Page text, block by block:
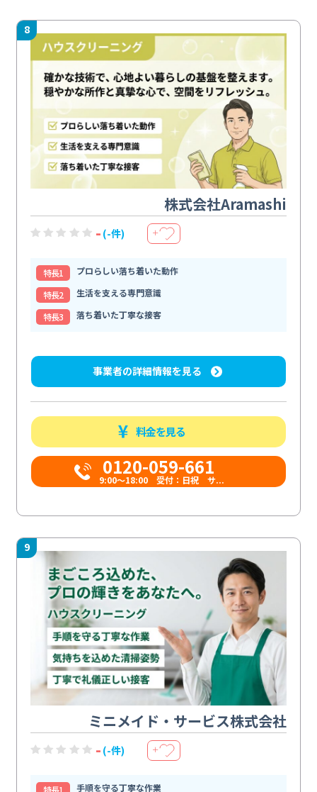
8
株式会社Aramashi
- (-件) ＋
特⻑1
プロらしい落ち着いた動作
特⻑2
生活を支える専門意識
特⻑3
落ち着いた丁寧な接客
事業者の詳細情報を見る
料金を見る
0120-059-661
9:00〜18:00 受付：日祝 サ...
9
ミニメイド・サービス株式会社
- (-件) ＋
特⻑1
手順を守る丁寧な作業